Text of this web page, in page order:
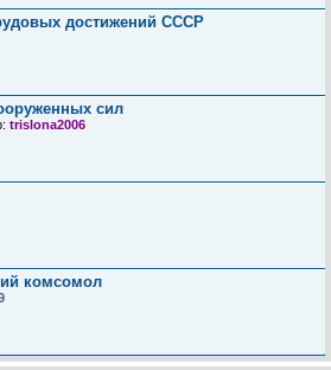
достижений CCCP
сил
trislona2006
комсомол